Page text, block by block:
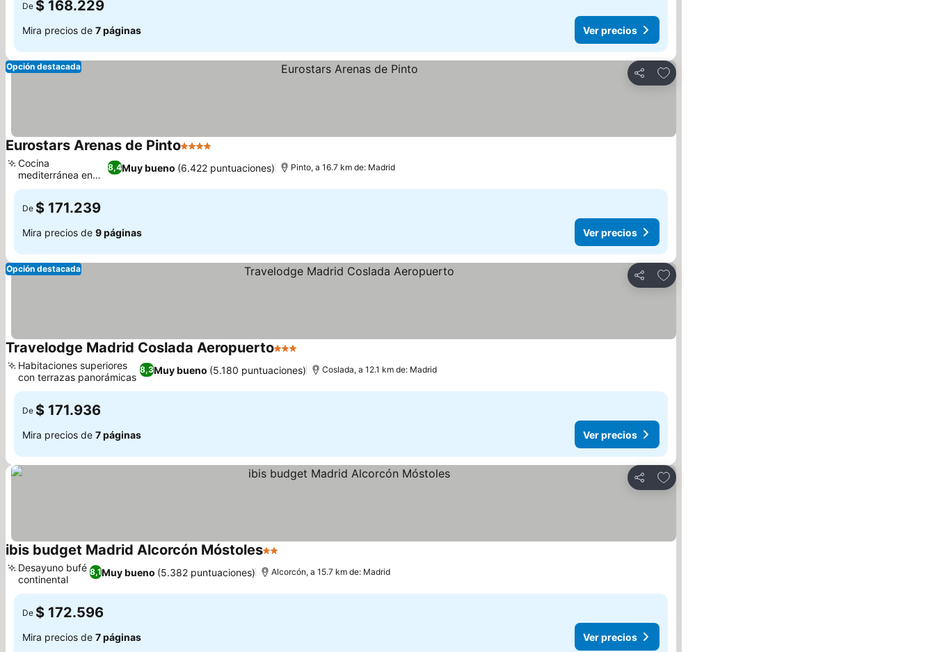
De $ 168.229
Mira precios de 7 páginas Ver precios
Compartir
Agregar a favoritos
Opción destacada
Eurostars Arenas de Pinto4 Estrellas
8,4Muy bueno (6.422 puntuaciones)
Cocina
mediterránea en
Las Dunas
Pinto, a 16.7 km de: Madrid
De $ 171.239
Mira precios de 9 páginas Ver precios
Compartir
Agregar a favoritos
Opción destacada
Travelodge Madrid Coslada Aeropuerto3 Estrellas
8,3Muy bueno (5.180 puntuaciones)
Habitaciones superiores
con terrazas panorámicas
Coslada, a 12.1 km de: Madrid
De $ 171.936
Mira precios de 7 páginas Ver precios
Compartir
Agregar a favoritos
ibis budget Madrid Alcorcón Móstoles2 Estrellas
8,1Muy bueno (5.382 puntuaciones)
Desayuno bufé
continental
Alcorcón, a 15.7 km de: Madrid
De $ 172.596
Mira precios de 7 páginas Ver precios